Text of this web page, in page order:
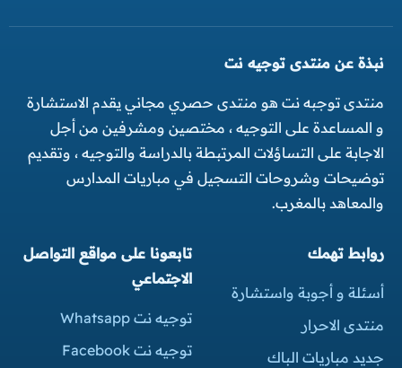
نبذة عن منتدى توجيه نت
منتدى توجبه نت هو منتدى حصري مجاني يقدم الاستشارة
و المساعدة على التوجيه ، مختصين ومشرفين من أجل
الاجابة على التساؤلات المرتبطة بالدراسة والتوجيه ، وتقديم
توضيحات وشروحات التسجيل في مباريات المدارس
والمعاهد بالمغرب.
روابط تهمك
أسئلة و أجوبة واستشارة
منتدى الاحرار
جديد مباريات الباك
تابعونا على مواقع التواصل
الاجتماعي
توجيه نت Whatsapp
توجيه نت Facebook